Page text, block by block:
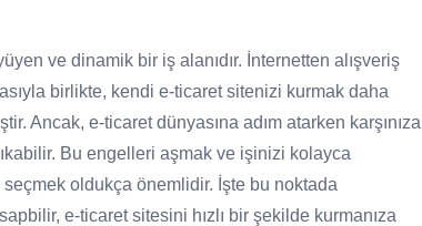
ve dinamik bir iş alanıdır. İnternetten alışveriş
birlikte, kendi e-ticaret sitenizi kurmak daha
Ancak, e-ticaret dünyasına adım atarken karşınıza
Bu engelleri aşmak ve işinizi kolayca
seçmek oldukça önemlidir. İşte bu noktada
e-ticaret sitesini hızlı bir şekilde kurmanıza